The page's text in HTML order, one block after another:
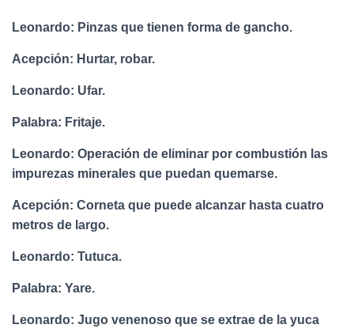
Leonardo: Pinzas que tienen forma de gancho.
Acepción: Hurtar, robar.
Leonardo: Ufar.
Palabra: Fritaje.
Leonardo: Operación de eliminar por combustión las
impurezas minerales que puedan quemarse.
Acepción: Corneta que puede alcanzar hasta cuatro
metros de largo.
Leonardo: Tutuca.
Palabra: Yare.
Leonardo: Jugo venenoso que se extrae de la yuca